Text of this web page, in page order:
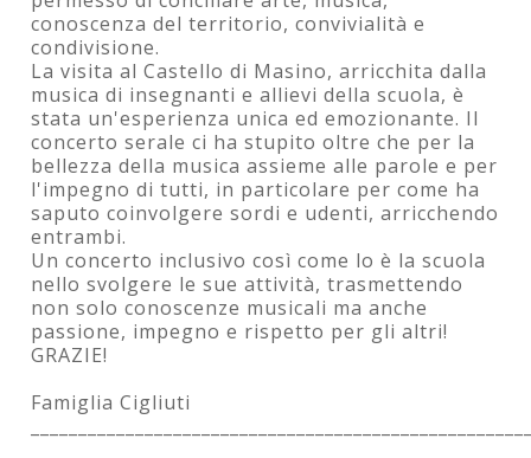
conoscenza del territorio, convivialità e
condivisione.
La visita al Castello di Masino, arricchita dalla
musica di insegnanti e allievi della scuola, è
stata un'esperienza unica ed emozionante. Il
concerto serale ci ha stupito oltre che per la
bellezza della musica assieme alle parole e per
l'impegno di tutti, in particolare per come ha
saputo coinvolgere sordi e udenti, arricchendo
entrambi.
Un concerto inclusivo così come lo è la scuola
nello svolgere le sue attività, trasmettendo
non solo conoscenze musicali ma anche
passione, impegno e rispetto per gli altri!
GRAZIE!
Famiglia Cigliuti